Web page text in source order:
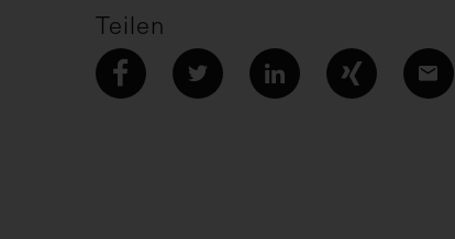
Teilen